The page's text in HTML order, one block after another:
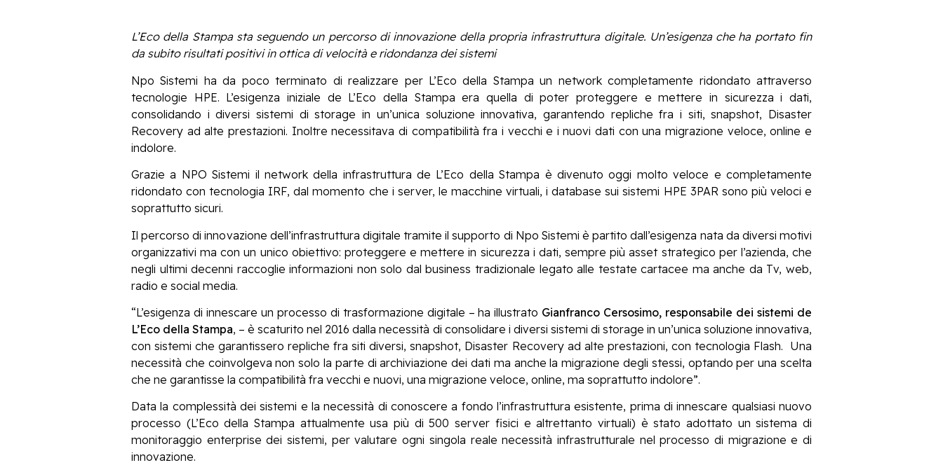
L’Eco della Stampa sta seguendo un percorso di innovazione della propria infrastruttura digitale. Un’esigenza che ha portato fin
da subito risultati positivi in ottica di velocità e ridondanza dei sistemi
Npo Sistemi ha da poco terminato di realizzare per L’Eco della Stampa un network completamente ridondato attraverso
tecnologie HPE. L’esigenza iniziale de L’Eco della Stampa era quella di poter proteggere e mettere in sicurezza i dati,
consolidando i diversi sistemi di storage in un’unica soluzione innovativa, garantendo repliche fra i siti, snapshot, Disaster
Recovery ad alte prestazioni. Inoltre necessitava di compatibilità fra i vecchi e i nuovi dati con una migrazione veloce, online e
indolore.
Grazie a NPO Sistemi il network della infrastruttura de L’Eco della Stampa è divenuto oggi molto veloce e completamente
ridondato con tecnologia IRF, dal momento che i server, le macchine virtuali, i database sui sistemi HPE 3PAR sono più veloci e
soprattutto sicuri.
Il percorso di innovazione dell’infrastruttura digitale tramite il supporto di Npo Sistemi è partito dall’esigenza nata da diversi motivi
organizzativi ma con un unico obiettivo: proteggere e mettere in sicurezza i dati, sempre più asset strategico per l’azienda, che
negli ultimi decenni raccoglie informazioni non solo dal business tradizionale legato alle testate cartacee ma anche da Tv, web,
radio e social media.
“L’esigenza di innescare un processo di trasformazione digitale – ha illustrato Gianfranco Cersosimo, responsabile dei sistemi de
L’Eco della Stampa, – è scaturito nel 2016 dalla necessità di consolidare i diversi sistemi di storage in un’unica soluzione innovativa,
con sistemi che garantissero repliche fra siti diversi, snapshot, Disaster Recovery ad alte prestazioni, con tecnologia Flash. Una
necessità che coinvolgeva non solo la parte di archiviazione dei dati ma anche la migrazione degli stessi, optando per una scelta
che ne garantisse la compatibilità fra vecchi e nuovi, una migrazione veloce, online, ma soprattutto indolore”.
Data la complessità dei sistemi e la necessità di conoscere a fondo l’infrastruttura esistente, prima di innescare qualsiasi nuovo
processo (L’Eco della Stampa attualmente usa più di 500 server fisici e altrettanto virtuali) è stato adottato un sistema di
monitoraggio enterprise dei sistemi, per valutare ogni singola reale necessità infrastrutturale nel processo di migrazione e di
innovazione.